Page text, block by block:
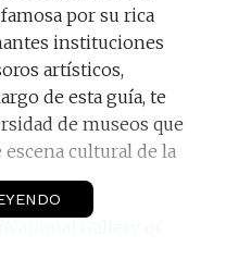
por su rica
instituciones
artísticos,
de esta guía, te
de museos que
cultural de la